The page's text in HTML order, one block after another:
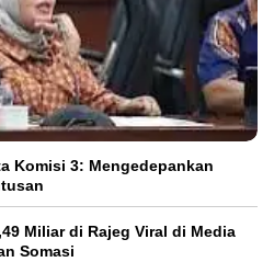
Komisi 3: Mengedepankan
Miliar di Rajeg Viral di Media
Somasi